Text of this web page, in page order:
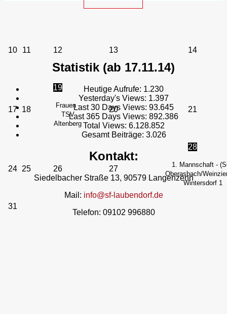
10 11 12 13 14
17 18
19
Frauen -
TSV
Altenberg
20 21
24 25 26 27
28
1. Mannschaft -
Oberasbach/
Wintersdorf 1
31
Statistik (ab 17.11.14)
Heutige Aufrufe: 1.230
Yesterday's Views: 1.397
Last 30 Days Views: 93.645
Last 365 Days Views: 892.386
Total Views: 6.128.852
Gesamt Beiträge: 3.026
Kontakt:
Siedelbacher Straße 13, 90579 Langenzenn
Mail: info@sf-laubendorf.de
Telefon: 09102 996880